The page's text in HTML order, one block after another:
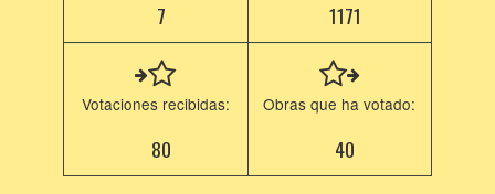
7 1171
Votaciones recibidas:
80
Obras que ha votado:
40